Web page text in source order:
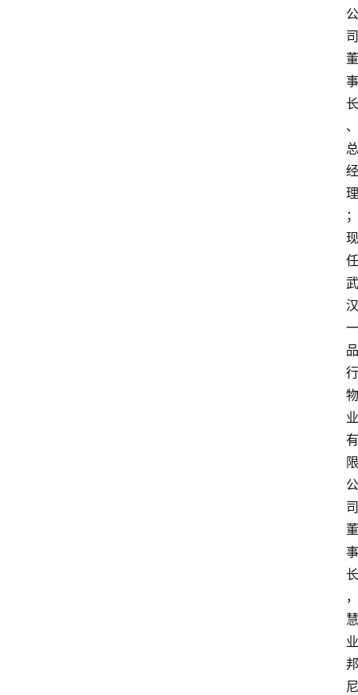
公
司
董
事
长
、
总
经
理
；
现
任
武
汉
一
品
行
物
业
有
限
公
司
董
事
长
，
慧
业
邦
尼